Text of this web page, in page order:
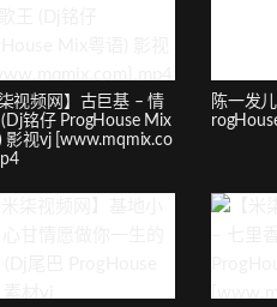
柒视频网】古巨基 – 情
铭仔 ProgHouse Mix
影视vj [www.mqmix.co
陈一发